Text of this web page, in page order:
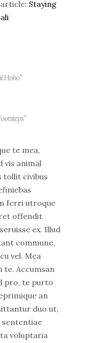
Staying
Hobo”
te mea,
vis animal
tollit civibus
ferri utroque
offendit
ex. Illud
commune,
vel. Mea
te. Accumsan
pro, te purto
an
duo ut,
sententiae
voluptaria